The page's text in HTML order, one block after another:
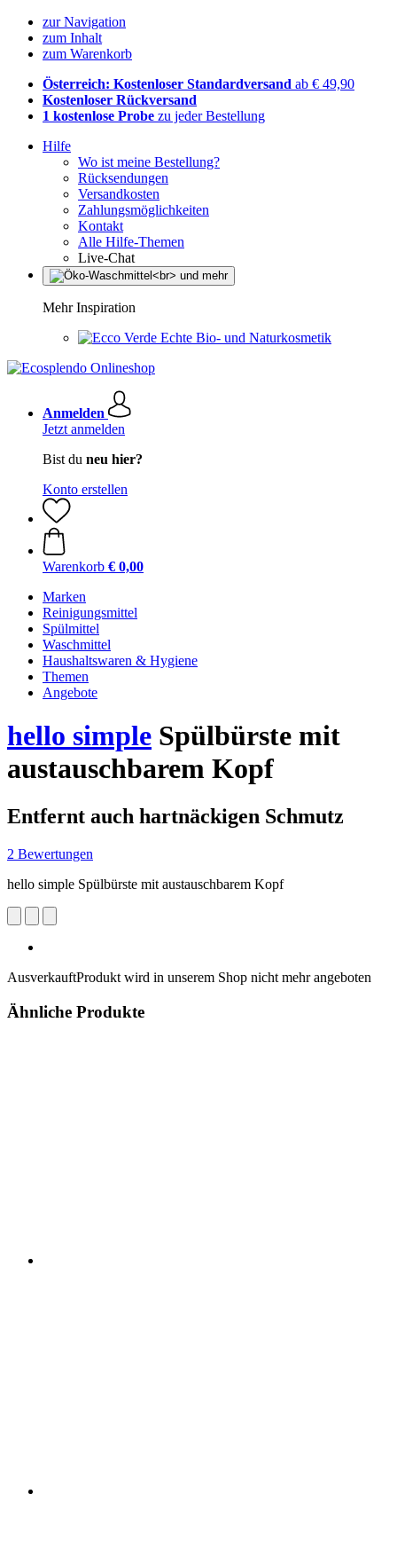
zur Navigation
zum Inhalt
zum Warenkorb
Österreich: Kostenloser Standardversand ab € 49,90
Kostenloser Rückversand
1 kostenlose Probe zu jeder Bestellung
Hilfe
Wo ist meine Bestellung?
Rücksendungen
Versandkosten
Zahlungsmöglichkeiten
Kontakt
Alle Hilfe-Themen
Live-Chat
Mehr Inspiration
Echte Bio- und Naturkosmetik
Anmelden
Jetzt anmelden
Bist du neu hier?
Konto erstellen
Warenkorb € 0,00
Marken
Reinigungsmittel
Spülmittel
Waschmittel
Haushaltswaren & Hygiene
Themen
Angebote
hello simple Spülbürste mit
austauschbarem Kopf
Entfernt auch hartnäckigen Schmutz
2 Bewertungen
hello simple Spülbürste mit austauschbarem Kopf
AusverkauftProdukt wird in unserem Shop nicht mehr angeboten
Ähnliche Produkte